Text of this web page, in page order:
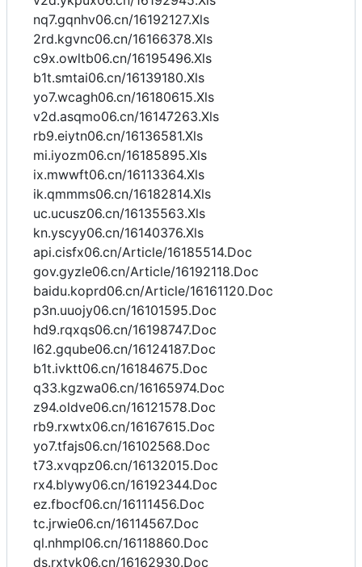
nq7.gqnhv06.cn/16192127.Xls
2rd.kgvnc06.cn/16166378.Xls
c9x.owltb06.cn/16195496.Xls
b1t.smtai06.cn/16139180.Xls
yo7.wcagh06.cn/16180615.Xls
v2d.asqmo06.cn/16147263.Xls
rb9.eiytn06.cn/16136581.Xls
mi.iyozm06.cn/16185895.Xls
ix.mwwft06.cn/16113364.Xls
ik.qmmms06.cn/16182814.Xls
uc.ucusz06.cn/16135563.Xls
kn.yscyy06.cn/16140376.Xls
api.cisfx06.cn/Article/16185514.Doc
gov.gyzle06.cn/Article/16192118.Doc
baidu.koprd06.cn/Article/16161120.Doc
p3n.uuojy06.cn/16101595.Doc
hd9.rqxqs06.cn/16198747.Doc
l62.gqube06.cn/16124187.Doc
b1t.ivktt06.cn/16184675.Doc
q33.kgzwa06.cn/16165974.Doc
z94.oldve06.cn/16121578.Doc
rb9.rxwtx06.cn/16167615.Doc
yo7.tfajs06.cn/16102568.Doc
t73.xvqpz06.cn/16132015.Doc
rx4.blywy06.cn/16192344.Doc
ez.fbocf06.cn/16111456.Doc
tc.jrwie06.cn/16114567.Doc
ql.nhmpl06.cn/16118860.Doc
ds.rxtvk06.cn/16162930.Doc